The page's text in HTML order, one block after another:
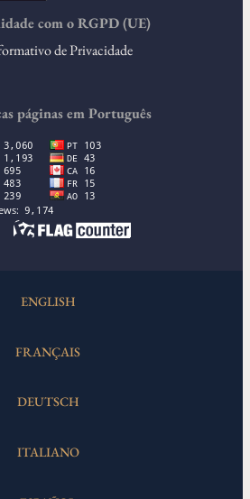
com o RGPD (UE)
de Privacidade
páginas em Português
ENGLISH
FRANÇAIS
DEUTSCH
ITALIANO